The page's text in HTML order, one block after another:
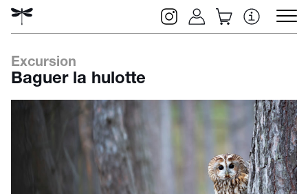
Excursion
Baguer la hulotte